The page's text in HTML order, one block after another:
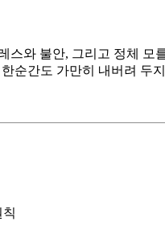
스와 불안, 그리고 정체
순간도 가만히 내버려 두